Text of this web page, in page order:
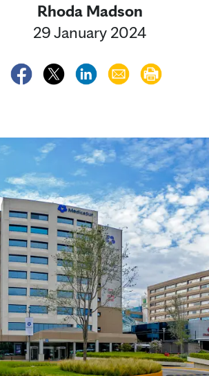
Rhoda Madson
29 January 2024